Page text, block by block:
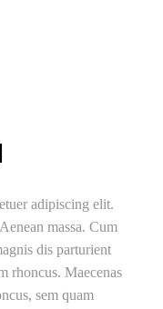
adipiscing elit.
massa. Cum
dis parturient
rhoncus. Maecenas
sem quam